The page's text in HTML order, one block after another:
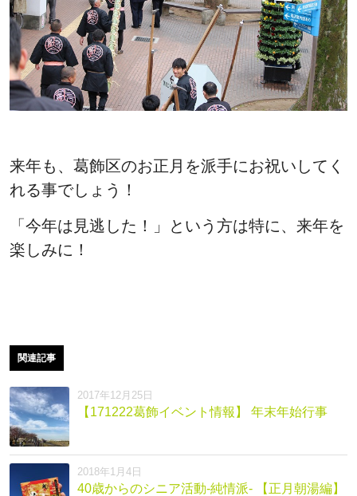
来年も、葛飾区のお正月を派手にお祝いしてく
れる事でしょう！
「今年は見逃した！」という方は特に、来年を
楽しみに！
関連記事
2017年12月25日
【171222葛飾イベント情報】 年末年始行事
2018年1月4日
40歳からのシニア活動-純情派- 【正月朝湯編】